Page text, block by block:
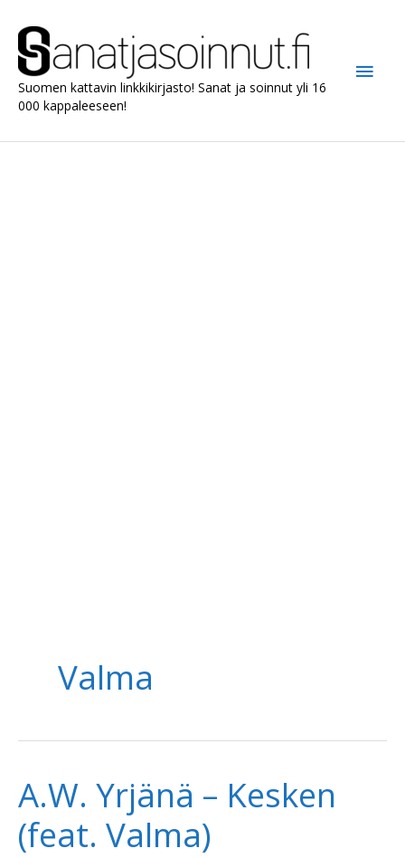
sisältöön
Suomen kattavin linkkikirjasto! Sanat ja soinnut yli 16
000 kappaleeseen!
Valma
A.W. Yrjänä – Kesken
(feat. Valma)